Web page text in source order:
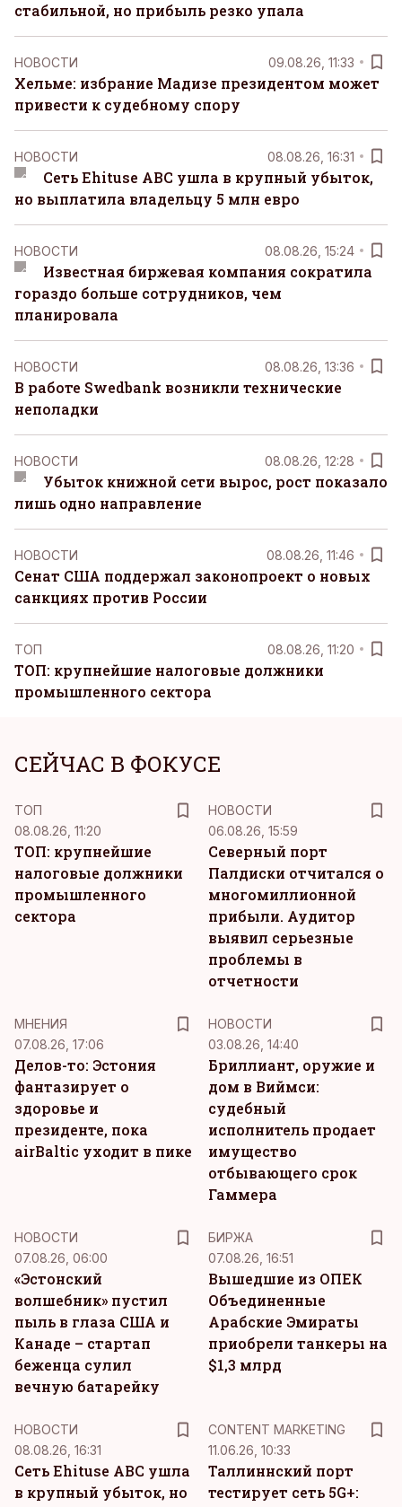
стабильной, но прибыль резко упала
НОВОСТИ 09.08.26, 11:33
Хельме: избрание Мадизе президентом может
привести к судебному спору
НОВОСТИ 08.08.26, 16:31
Сеть Ehituse ABC ушла в крупный убыток,
но выплатила владельцу 5 млн евро
НОВОСТИ 08.08.26, 15:24
Известная биржевая компания сократила
гораздо больше сотрудников, чем
планировала
НОВОСТИ 08.08.26, 13:36
В работе Swedbank возникли технические
неполадки
НОВОСТИ 08.08.26, 12:28
Убыток книжной сети вырос, рост показало
лишь одно направление
НОВОСТИ 08.08.26, 11:46
Сенат США поддержал законопроект о новых
санкциях против России
ТОП 08.08.26, 11:20
ТОП: крупнейшие налоговые должники
промышленного сектора
СЕЙЧАС В ФОКУСЕ
ТОП
08.08.26, 11:20
ТОП: крупнейшие
налоговые должники
промышленного
сектора
НОВОСТИ
06.08.26, 15:59
Северный порт
Палдиски отчитался о
многомиллионной
прибыли. Аудитор
выявил серьезные
проблемы в
отчетности
MНЕНИЯ
07.08.26, 17:06
Делов-то: Эстония
фантазирует о
здоровье и
президенте, пока
airBaltic уходит в пике
НОВОСТИ
03.08.26, 14:40
Бриллиант, оружие и
дом в Виймси:
судебный
исполнитель продает
имущество
отбывающего срок
Гаммера
НОВОСТИ
07.08.26, 06:00
«Эстонский
волшебник» пустил
пыль в глаза США и
Канаде – стартап
беженца сулил
вечную батарейку
БИРЖА
07.08.26, 16:51
Вышедшие из ОПЕК
Объединенные
Арабские Эмираты
приобрели танкеры на
$1,3 млрд
НОВОСТИ
08.08.26, 16:31
Сеть Ehituse ABC ушла
в крупный убыток, но
CONTENT MARKETING
11.06.26, 10:33
Таллиннский порт
тестирует сеть 5G+: